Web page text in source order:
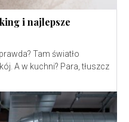
i najlepsze
Tam światło
A w kuchni? Para, tłuszcz